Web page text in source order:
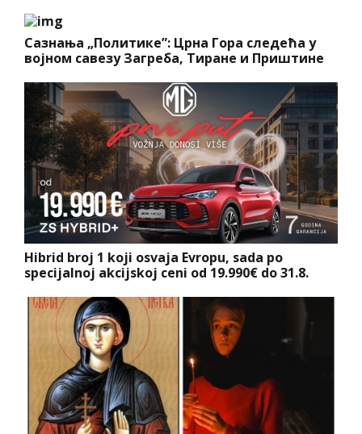
Сазнања „Политике”: Црна Гора следећа у
војном савезу Загреба, Тиране и Приштине
Hibrid broj 1 koji osvaja Evropu, sada po
specijalnoj akcijskoj ceni od 19.990€ do 31.8.